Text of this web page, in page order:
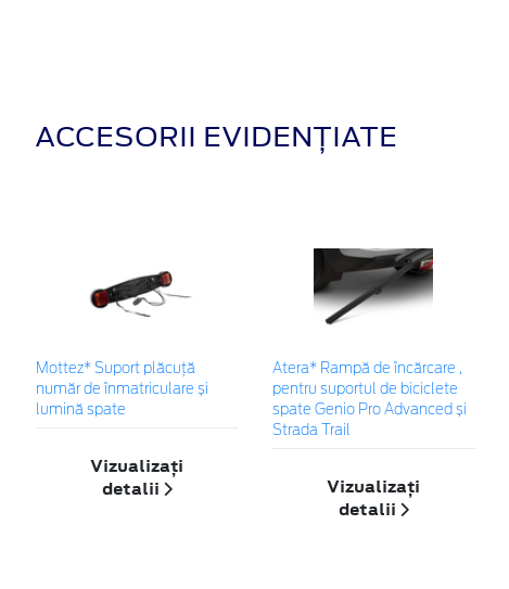
ACCESORII EVIDENȚIATE
Mottez* Suport plăcuță
număr de înmatriculare și
lumină spate
Vizualizați
detalii
Atera* Rampă de încărcare ,
pentru suportul de biciclete
spate Genio Pro Advanced și
Strada Trail
Vizualizați
detalii